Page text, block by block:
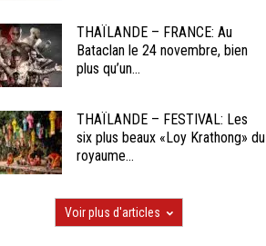
THAÏLANDE – FRANCE: Au
Bataclan le 24 novembre, bien
plus qu’un...
THAÏLANDE – FESTIVAL: Les
six plus beaux «Loy Krathong» du
royaume...
Voir plus d'articles